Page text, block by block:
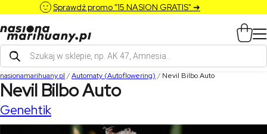
Sprawdź promo "15 NASION GRATIS" ➔
Wyszukiwarka
produktów
nasionamarihuany.pl /Automaty (Autoflowering) / Nevil Bilbo Auto
Nevil Bilbo Auto
Genehtik